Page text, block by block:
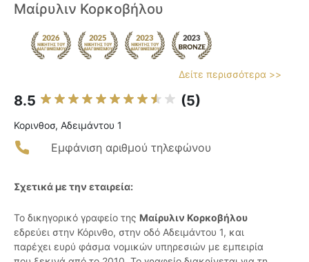
Μαίρυλιν Κορκοβήλου
Δείτε περισσότερα >>
8.5 (5)
Κορινθοσ, Αδειμάντου 1
Εμφάνιση αριθμού τηλεφώνου
Σχετικά με την εταιρεία:
Το δικηγορικό γραφείο της Μαίρυλιν Κορκοβήλου
εδρεύει στην Κόρινθο, στην οδό Αδειμάντου 1, και
παρέχει ευρύ φάσμα νομικών υπηρεσιών με εμπειρία